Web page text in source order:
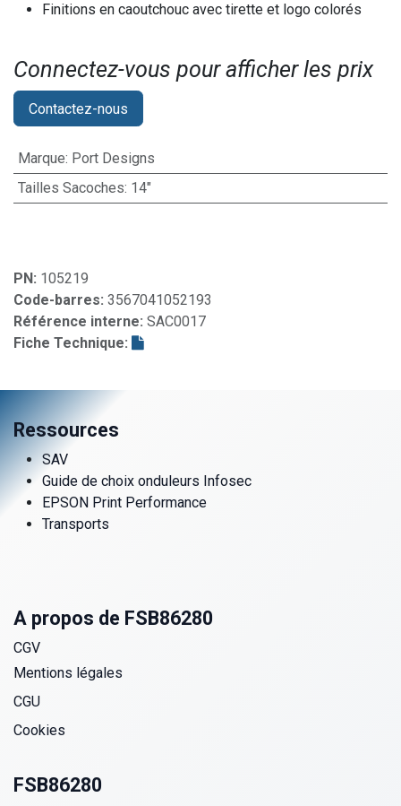
Finitions en caoutchouc avec tirette et logo colorés
Connectez-vous pour afficher les prix​
Contactez-nous
Marque: Port Designs
Tailles Sacoches: 14"
PN: 105219
Code-barres: 3567041052193
Référence interne: SAC0017
Fiche Technique:
Ressources
SAV
Guide de choix onduleurs Infosec
EPSON Print Performance
Transports
A propos de FSB86280
CGV
Mentions légales
CGU
Cookies
FSB86280